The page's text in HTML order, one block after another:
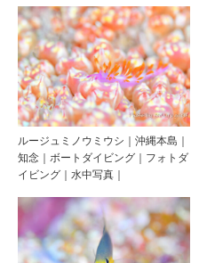
ルージュミノウミウシ｜沖縄本島｜
知念｜ボートダイビング｜フォトダ
イビング｜水中写真｜